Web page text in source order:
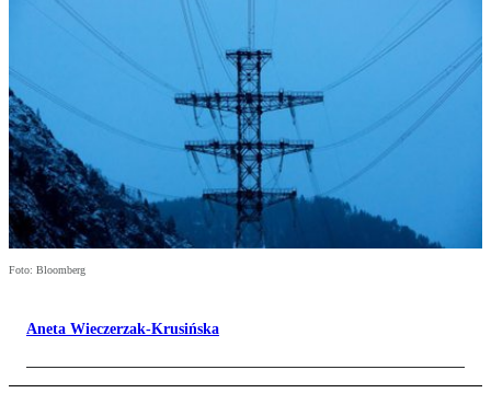
Foto: Bloomberg
Aneta Wieczerzak-Krusińska